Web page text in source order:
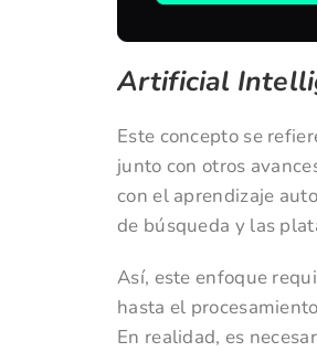
Artificial
Este concepto se
junto con otros
con el aprendizaje
de búsqueda y las
Así, este enfoque
hasta el
En realidad, es